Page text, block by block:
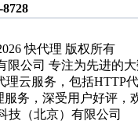
8728
快代理 版权所有
限公司 专注为先进的
云服务，包括HTTP代
务，深受用户好评，
技（北京）有限公司